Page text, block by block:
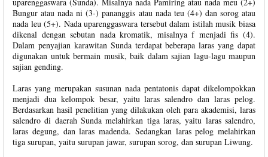
Bungur atau nada ni (3-) pananggis atau nada teu (4+) dan sorog atau
nada leu (5+). Nada uparenggaswara tersebut dalam istilah musik biasa
dikenal dengan sebutan nada kromatik, misalnya f menjadi fis (4).
Dalam penyajian karawitan Sunda terdapat beberapa laras yang dapat
digunakan untuk bermain musik, baik dalam sajian lagu-lagu maupun
sajian gending.
Laras yang merupakan susunan nada pentatonis dapat dikelompokkan
menjadi dua kelompok besar, yaitu laras salendro dan laras pelog.
Berdasarkan hasil penelitian yang dilakukan oleh para akademisi, laras
salendro di daerah Sunda melahirkan tiga laras, yaitu laras salendro,
laras degung, dan laras madenda. Sedangkan laras pelog melahirkan
tiga surupan, yaitu surupan jawar, surupan sorog, dan surupan Liwung.